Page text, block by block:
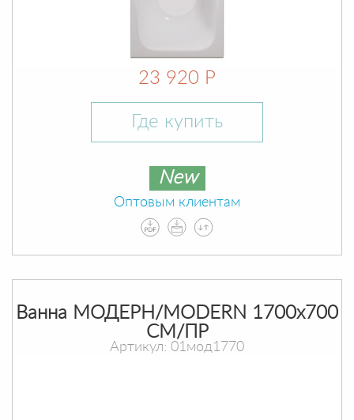
23 920 Р
Где купить
New
Оптовым клиентам
Ванна МОДЕРН/MODERN 1700х700
СМ/ПР
Артикул: 01мод1770